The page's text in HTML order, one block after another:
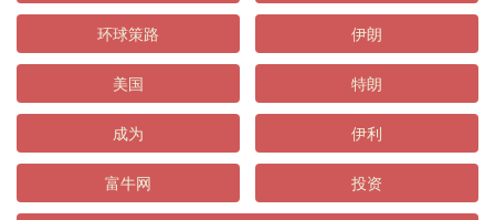
环球策路 伊朗
美国 特朗
成为 伊利
富牛网 投资